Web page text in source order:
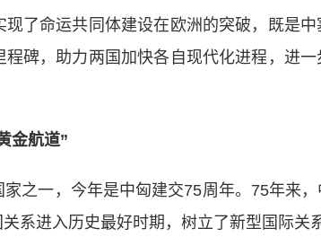
命运共同体建设在欧洲的突破，既是中
碑，助力两国加快各自现代化进程，进
金航道”
一，今年是中匈建交75周年。75年来，
系进入历史最好时期，树立了新型国际关